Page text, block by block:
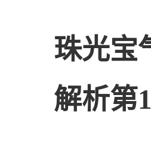
珠光宝
解析第